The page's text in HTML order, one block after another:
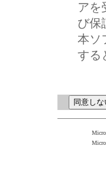
アを
び保
本ソ
する